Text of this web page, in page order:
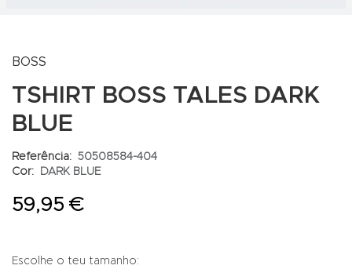
BOSS
TSHIRT BOSS TALES DARK
BLUE
Referência: 50508584-404
Cor:
DARK BLUE
59,95 €
Escolhe o teu tamanho: